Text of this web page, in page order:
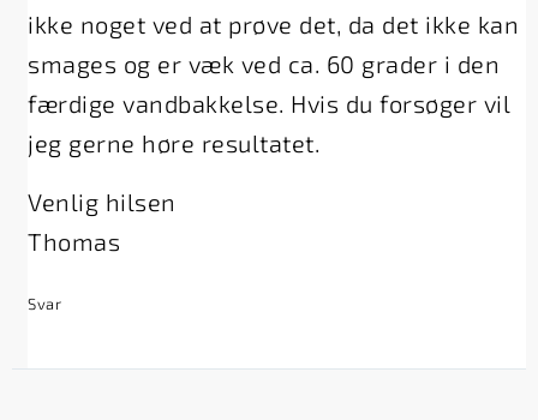
ikke noget ved at prøve det, da det ikke kan
smages og er væk ved ca. 60 grader i den
færdige vandbakkelse. Hvis du forsøger vil
jeg gerne høre resultatet.
Venlig hilsen
Thomas
Svar